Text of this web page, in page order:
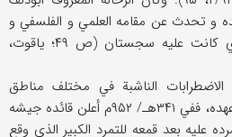
تحدث عن مقامه العلمي و الفلسفي و
علیه سجستان (ص ۴۹؛ یاقوت،
الناشبة في مختلف مناطق
سجستان في العقد الأخیر من عهده، ففي ۳۴۱هـ/ ۹۵۲م أعلن قائده جیشه
علیه بعد قمعه للتمرد الکبیر الذي وقع